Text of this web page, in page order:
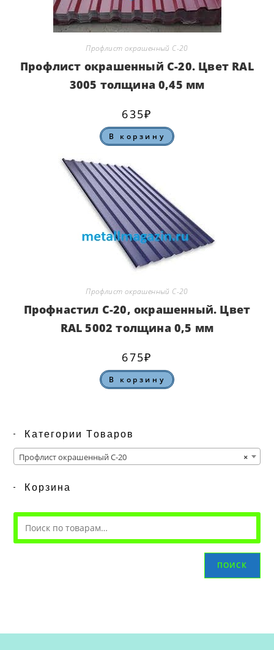
Профлист окрашенный С-20
Профлист окрашенный С-20. Цвет RAL
3005 толщина 0,45 мм
635₽
В корзину
Профлист окрашенный С-20
Профнастил С-20, окрашенный. Цвет
RAL 5002 толщина 0,5 мм
675₽
В корзину
Категории Товаров
×
Профлист окрашенный С-20
Корзина
ПОИСК